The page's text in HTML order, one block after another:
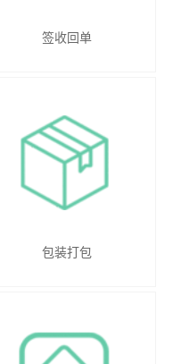
签收回单
包装打包